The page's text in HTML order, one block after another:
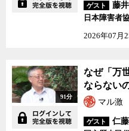
ゲスト
藤
日本障害者
2026年07月
91分
なぜ「万
ならない
マル激
ゲスト
仁